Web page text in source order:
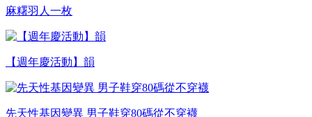
麻糬羽人一枚
【週年慶活動】韻
先天性基因變異 男子鞋穿80碼從不穿襪